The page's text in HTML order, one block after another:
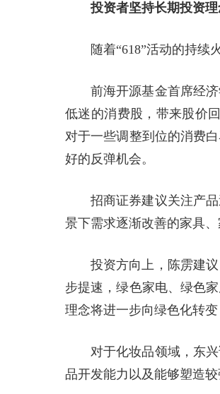
投资者坚持长期投资
随着“618”活动的持续
前海开源基金首席经
低迷的消费股，带来股价
对于一些调整到位的消费
好的反弹机会。
招商证券建议关注产
景下需求逐渐改善的家具、
投资方向上，陈雳建
步提速，绿色家电、绿色
理念将进一步向绿色化转
对于化妆品领域，东
品开发能力以及能够塑造